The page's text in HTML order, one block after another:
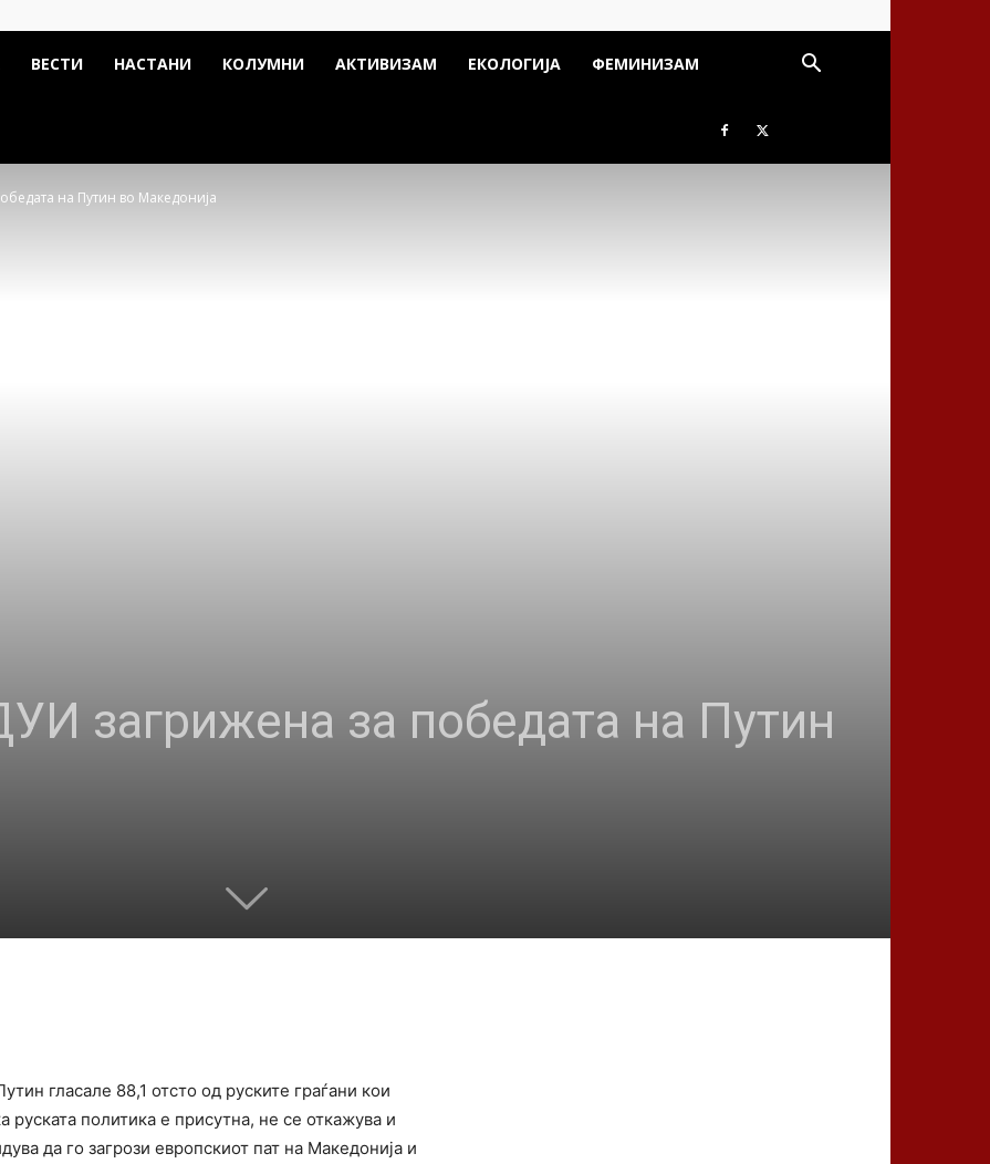
ВЕСТИ НАСТАНИ КОЛУМНИ АКТИВИЗАМ ЕКОЛОГИЈА ФЕМИНИЗАМ
на Путин во Македонија
загрижена за победата на Путин
гласале 88,1 отсто од руските граѓани кои
руската политика е присутна, не се откажува и
да го загрози европскиот пат на Македонија и